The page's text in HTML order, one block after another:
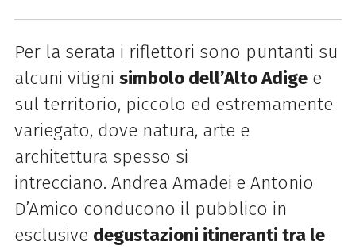
Per la serata i riflettori sono puntanti su
alcuni vitigni simbolo dell’Alto Adigee
sul territorio, piccolo ed estremamente
variegato, dove natura, arte e
architettura spesso si
intrecciano. Andrea Amadei e Antonio
D’Amico conducono il pubblico in
esclusive degustazioni itineranti tra le